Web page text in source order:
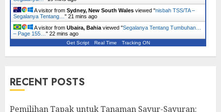
A visitor from Sydney, New South Wales viewed "nisbah TSS/TA –
Segalanya Tentang… " 21 mins ago
A visitor from Ubaira, Bahia viewed "Segalanya Tentang Tumbuhan…
– Page 155… " 22 mins ago
Get Script Real Time Tracking ON
RECENT POSTS
Pemilihan Tapak untuk Tanaman Sayur-Sayuran: